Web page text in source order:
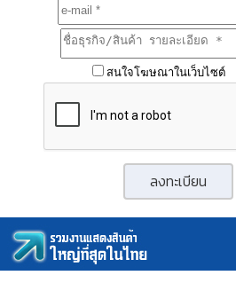
สนใจโฆษณาในเว็บไซต์